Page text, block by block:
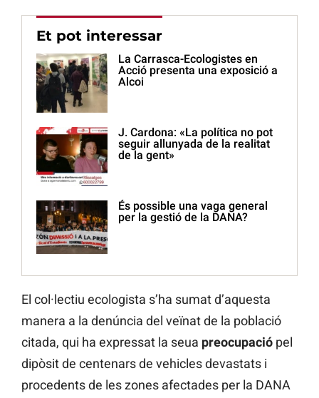
Et pot interessar
La Carrasca-Ecologistes en
Acció presenta una exposició a
Alcoi
J. Cardona: «La política no pot
seguir allunyada de la realitat
de la gent»
És possible una vaga general
per la gestió de la DANA?
El col·lectiu ecologista s’ha sumat d’aquesta
manera a la denúncia del veïnat de la població
citada, qui ha expressat la seua preocupació pel
dipòsit de centenars de vehicles devastats i
procedents de les zones afectades per la DANA